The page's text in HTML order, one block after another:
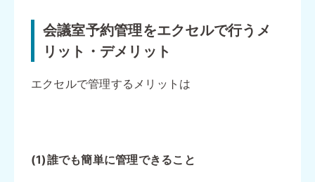
会議室予約管理をエクセルで行うメ
リット・デメリット
エクセルで管理するメリットは
(1)誰でも簡単に管理できること